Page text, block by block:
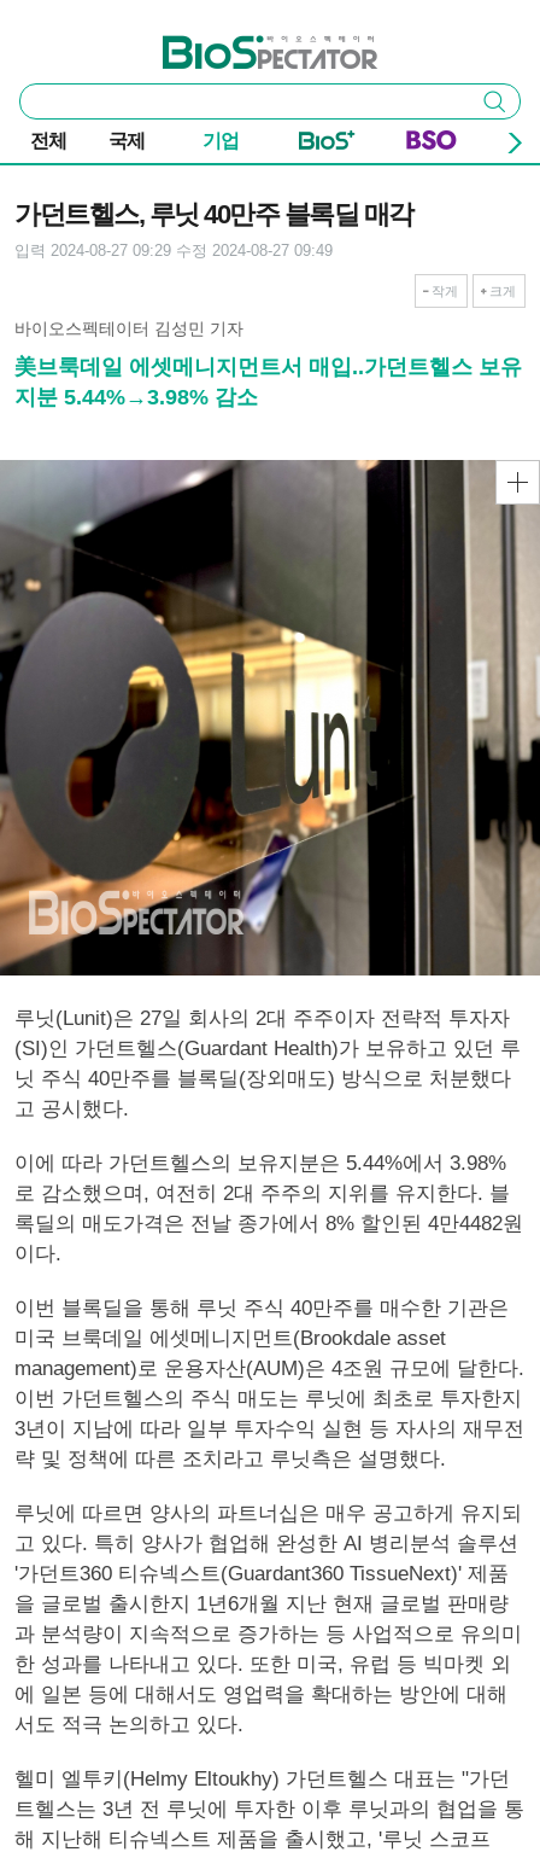
바이오스펙테이터
통
합
검
색
검색
전체 국제 기업
가던트헬스, 루닛 40만주 블록딜 매각
입력 2024-08-27 09:29 수정 2024-08-27 09:49
작게 크게
바이오스펙테이터 김성민 기자
美브룩데일 에셋메니지먼트서 매입..가던트헬스 보유
지분 5.44%→3.98% 감소
루닛(Lunit)은 27일 회사의 2대 주주이자 전략적 투자자
(SI)인 가던트헬스(Guardant Health)가 보유하고 있던 루
닛 주식 40만주를 블록딜(장외매도) 방식으로 처분했다
고 공시했다.
이에 따라 가던트헬스의 보유지분은 5.44%에서 3.98%
로 감소했으며, 여전히 2대 주주의 지위를 유지한다. 블
록딜의 매도가격은 전날 종가에서 8% 할인된 4만4482원
이다.
이번 블록딜을 통해 루닛 주식 40만주를 매수한 기관은
미국 브룩데일 에셋메니지먼트(Brookdale asset
management)로 운용자산(AUM)은 4조원 규모에 달한다.
이번 가던트헬스의 주식 매도는 루닛에 최초로 투자한지
3년이 지남에 따라 일부 투자수익 실현 등 자사의 재무전
략 및 정책에 따른 조치라고 루닛측은 설명했다.
루닛에 따르면 양사의 파트너십은 매우 공고하게 유지되
고 있다. 특히 양사가 협업해 완성한 AI 병리분석 솔루션
'가던트360 티슈넥스트(Guardant360 TissueNext)' 제품
을 글로벌 출시한지 1년6개월 지난 현재 글로벌 판매량
과 분석량이 지속적으로 증가하는 등 사업적으로 유의미
한 성과를 나타내고 있다. 또한 미국, 유럽 등 빅마켓 외
에 일본 등에 대해서도 영업력을 확대하는 방안에 대해
서도 적극 논의하고 있다.
헬미 엘투키(Helmy Eltoukhy) 가던트헬스 대표는 "가던
트헬스는 3년 전 루닛에 투자한 이후 루닛과의 협업을 통
해 지난해 티슈넥스트 제품을 출시했고, '루닛 스코프